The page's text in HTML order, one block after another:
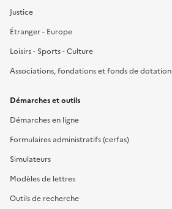
Justice
Étranger - Europe
Loisirs - Sports - Culture
Associations, fondations et fonds de dotation
Démarches et outils
Démarches en ligne
Formulaires administratifs (cerfas)
Simulateurs
Modèles de lettres
Outils de recherche